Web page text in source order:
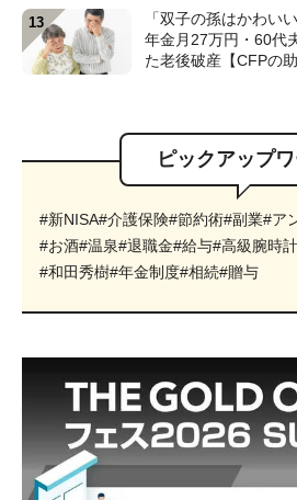
「双子の孫はかわい
年金月27万円・60代
た老後破産【CFPの助
ピックアップ
#新NISA#介護保険#節約術#副業#ア
#お酒#温泉#退職金#給与#高級腕時計
#和田秀樹#年金制度#相続#贈与